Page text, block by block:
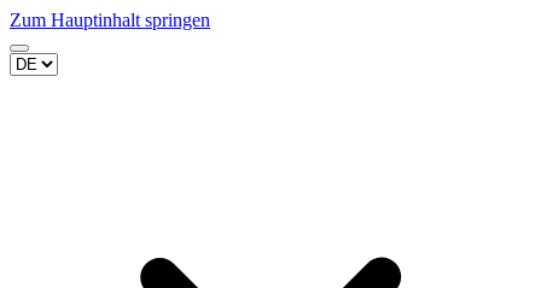
Zum Hauptinhalt springen